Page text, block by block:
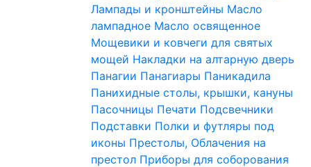
Лампады и кронштейны Масло
лампадное Масло освященное
Мощевики и ковчеги для святых
мощей Накладки на алтарную дверь
Панагии Панагиары Паникадила
Панихидные столы, крышки, кануны
Пасочницы Печати Подсвечники
Подставки Полки и футляры под
иконы Престолы, Облачения на
престол Приборы для соборования